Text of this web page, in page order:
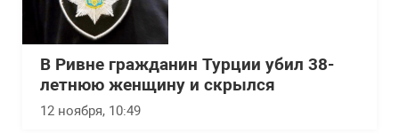
В Ривне гражданин Турции убил 38-
летнюю женщину и скрылся
12 ноября, 10:49